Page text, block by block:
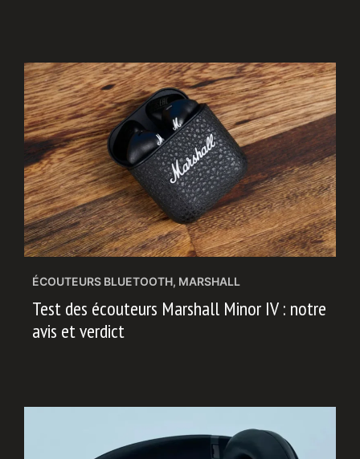
ÉCOUTEURS BLUETOOTH, MARSHALL
Test des écouteurs Marshall Minor IV : notre
avis et verdict